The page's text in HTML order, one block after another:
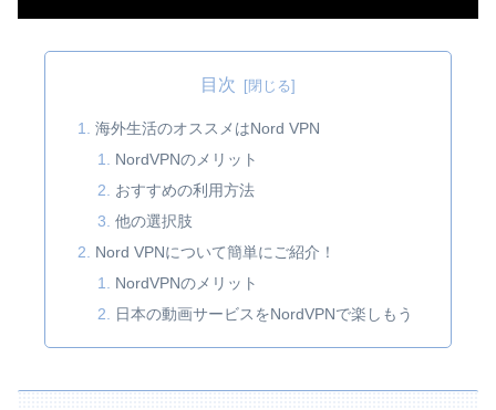
目次
海外生活のオススメはNord VPN
NordVPNのメリット
おすすめの利用方法
他の選択肢
Nord VPNについて簡単にご紹介！
NordVPNのメリット
日本の動画サービスをNordVPNで楽しもう